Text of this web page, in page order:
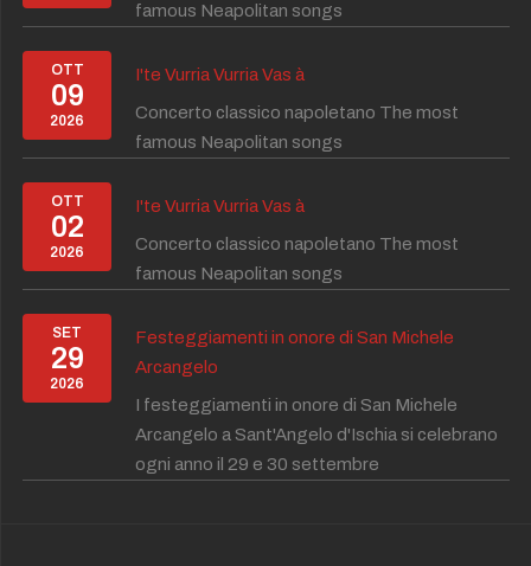
famous Neapolitan songs
OTT
09
2026
I'te Vurria Vurria Vas à
Concerto classico napoletano The most
famous Neapolitan songs
OTT
02
2026
I'te Vurria Vurria Vas à
Concerto classico napoletano The most
famous Neapolitan songs
SET
29
2026
Festeggiamenti in onore di San Michele
Arcangelo
I festeggiamenti in onore di San Michele
Arcangelo a Sant'Angelo d'Ischia si celebrano
ogni anno il 29 e 30 settembre